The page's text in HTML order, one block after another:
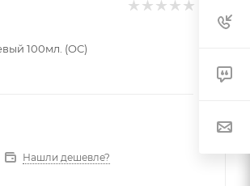
100мл. (OC)
Нашли дешевле?